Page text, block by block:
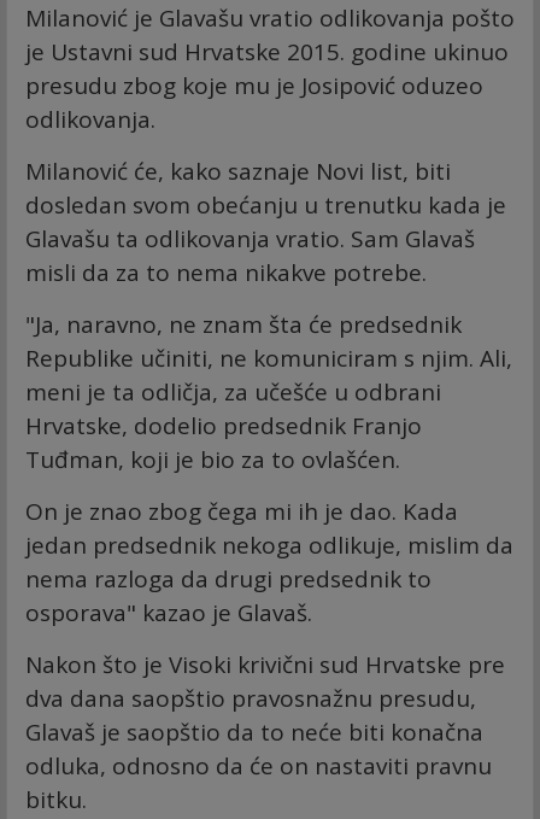
Milanović je Glavašu vratio odlikovanja pošto
je Ustavni sud Hrvatske 2015. godine ukinuo
presudu zbog koje mu je Josipović oduzeo
odlikovanja.
Milanović će, kako saznaje Novi list, biti
dosledan svom obećanju u trenutku kada je
Glavašu ta odlikovanja vratio. Sam Glavaš
misli da za to nema nikakve potrebe.
"Ja, naravno, ne znam šta će predsednik
Republike učiniti, ne komuniciram s njim. Ali,
meni je ta odličja, za učešće u odbrani
Hrvatske, dodelio predsednik Franjo
Tuđman, koji je bio za to ovlašćen.
On je znao zbog čega mi ih je dao. Kada
jedan predsednik nekoga odlikuje, mislim da
nema razloga da drugi predsednik to
osporava" kazao je Glavaš.
Nakon što je Visoki krivični sud Hrvatske pre
dva dana saopštio pravosnažnu presudu,
Glavaš je saopštio da to neće biti konačna
odluka, odnosno da će on nastaviti pravnu
bitku.